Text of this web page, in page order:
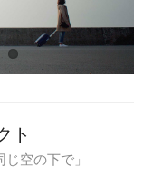
ト
空の下で」